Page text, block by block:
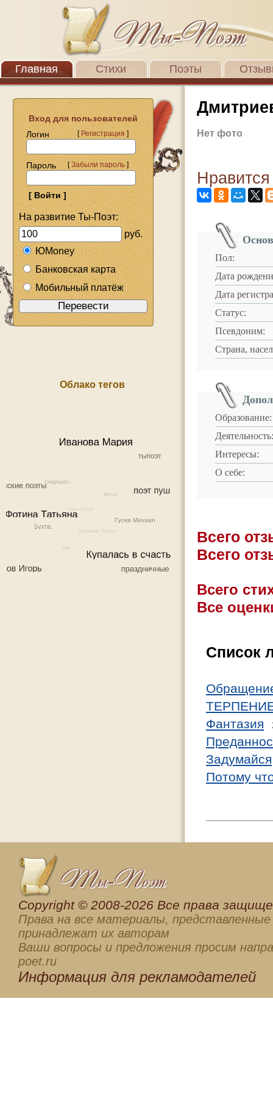
Главная Стихи Поэты
Вход для пользователей
Логин
[Регистрация]
Пароль [Забыли пароль]
На развитие Ты-Поэт:
руб.
ЮMoney
Банковская карта
Мобильный платёж
Облако тегов
Нет фото
Пол:
Дата
Дата
Статус:
Псевдоним:
Страна,
Образование:
Деятельность:
Интересы:
О себе:
Всего
Всего
Всего
Все
Список
Фантазия
Задумайся
Потому
Сopyright © 2008-2026 Все права
Права на все материалы, представленные
принадлежат их авторам
Ваши вопросы и предложения просим
poet.ru
Информация для рекламодателей